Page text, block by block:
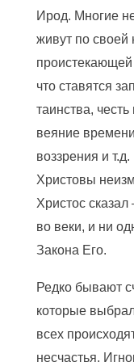
Ирод. Многие
живут по своей
проистекающей
что ставятся
таинства,
веяние
воззрения и
Христовы
Христос
во веки, и ни
Закона Его.
Редко бывают
которые
всех
несчастья.